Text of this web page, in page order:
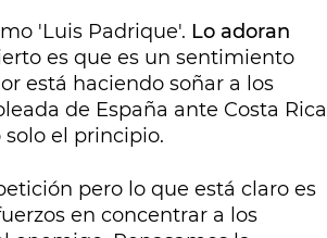
'Luis Padrique'. Lo adoran
es que es un sentimiento
está haciendo soñar a los
de España ante Costa Rica
el principio.
pero lo que está claro es
en concentrar a los